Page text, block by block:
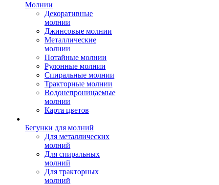
Молнии
Декоративные
молнии
Джинсовые молнии
Металлические
молнии
Потайные молнии
Рулонные молнии
Спиральные молнии
Тракторные молнии
Водонепроницаемые
молнии
Карта цветов
Бегунки для молний
Для металлических
молний
Для спиральных
молний
Для тракторных
молний